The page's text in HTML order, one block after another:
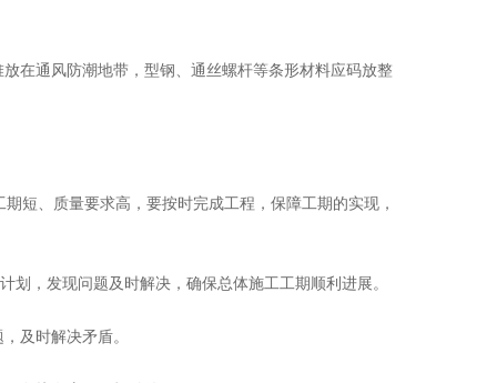
通风防潮地带，型钢、通丝螺杆等条形材料应码放整
、质量要求高，要按时完成工程，保障工期的实现，
，发现问题及时解决，确保总体施工工期顺利进展。
及时解决矛盾。